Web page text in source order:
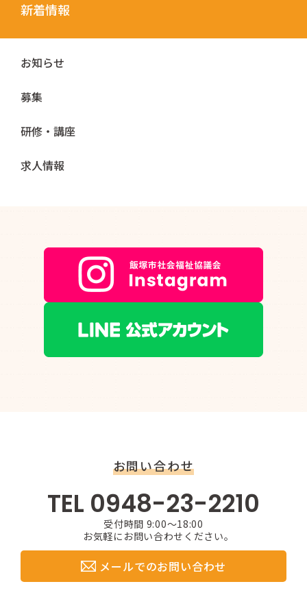
新着情報
お知らせ
募集
研修・講座
求人情報
お問い合わせ
TEL 0948-23-2210
受付時間 9:00〜18:00
お気軽にお問い合わせください。
メールでのお問い合わせ